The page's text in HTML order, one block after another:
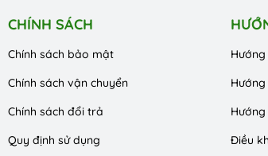
CHÍNH SÁCH
Chính sách bảo mật
Chính sách vận chuyển
Chính sách đổi trả
Quy định sử dụng
Điều